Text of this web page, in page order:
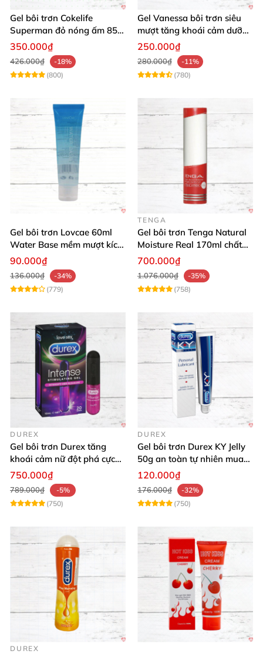
Gel bôi trơn Cokelife
Superman đỏ nóng ấm 85g
giảm đau rát
350.000₫
426.000₫
-18%
(800)
Gel Vanessa bôi trơn siêu
mượt tăng khoái cảm dưỡng
ẩm 200ml
250.000₫
280.000₫
-11%
(780)
Gel bôi trơn Lovcae 60ml
Water Base mềm mượt kích
thích
90.000₫
136.000₫
-34%
(779)
TENGA
Gel bôi trơn Tenga Natural
Moisture Real 170ml chất
lượng cao mềm mượt an
700.000₫
1.076.000₫
-35%
(758)
DUREX
Gel bôi trơn Durex tăng
khoái cảm nữ đột phá cực
thích
750.000₫
789.000₫
-5%
(750)
DUREX
Gel bôi trơn Durex KY Jelly
50g an toàn tự nhiên mua
ngay
120.000₫
176.000₫
-32%
(750)
DUREX